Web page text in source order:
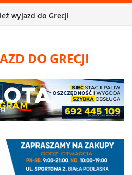
wyjazd do Grecji
DO GRECJI